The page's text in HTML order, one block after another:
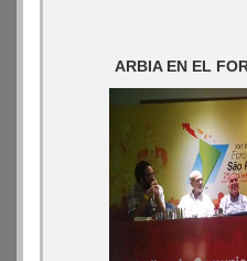
ARBIA EN EL